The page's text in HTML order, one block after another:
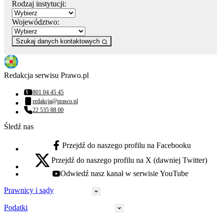
Rodzaj instytucji:
Województwo:
Szukaj danych kontaktowych
Redakcja serwisu Prawo.pl
Numer telefonu:
801 04 45 45
Adres email:
redakcja@prawo.pl
Numer telefonu:
22 535 88 00
Śledź nas
facebook - otwiera się w nowej karcie
Przejdź do naszego profilu na Facebooku
x - otwiera się w nowej karcie
Przejdź do naszego profilu na X (dawniej Twitter)
youtube - otwiera się w nowej karcie
Odwiedź nasz kanał w serwisie YouTube
Prawnicy i sądy
Podatki